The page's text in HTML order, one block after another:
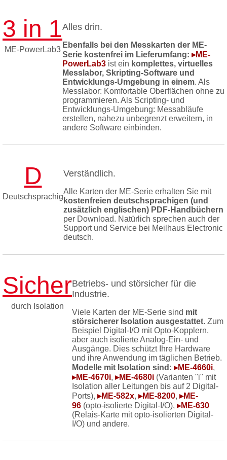
3 in 1
ME-PowerLab3
Alles drin.
Ebenfalls bei den Messkarten der ME-
Serie kostenfrei im Lieferumfang: ▸ME-
PowerLab3 ist ein komplettes, virtuelles
Messlabor, Skripting-Software und
Entwicklungs-Umgebung in einem. Als
Messlabor: Komfortable Oberflächen ohne zu
programmieren. Als Scripting- und
Entwicklungs-Umgebung: Messabläufe
erstellen, nahezu unbegrenzt erweitern, in
andere Software einbinden.
D
Deutschsprachig
Verständlich.
Alle Karten der ME-Serie erhalten Sie mit
kostenfreien deutschsprachigen (und
zusätzlich englischen) PDF-Handbüchern
per Download. Natürlich sprechen auch der
Support und Service bei Meilhaus Electronic
deutsch.
Sicher
durch Isolation
Betriebs- und störsicher für die
Industrie.
Viele Karten der ME-Serie sind mit
störsicherer Isolation ausgestattet. Zum
Beispiel Digital-I/O mit Opto-Kopplern,
aber auch isolierte Analog-Ein- und
Ausgänge. Dies schützt Ihre Hardware
und ihre Anwendung im täglichen Betrieb.
Modelle mit Isolation sind: ▸ME-4660i,
▸ME-4670i, ▸ME-4680i (Varianten "i" mit
Isolation aller Leitungen bis auf 2 Digital-
Ports), ▸ME-582x, ▸ME-8200, ▸ME-
96 (opto-isolierte Digital-I/O), ▸ME-630
(Relais-Karte mit opto-isolierten Digital-
I/O) und andere.